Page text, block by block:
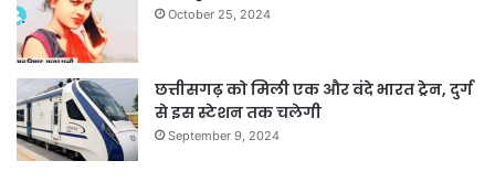
October 25, 2024
छत्तीसगढ़ को मिली एक और वंदे भारत ट्रेन, दुर्ग
से इस स्टेशन तक चलेगी
September 9, 2024